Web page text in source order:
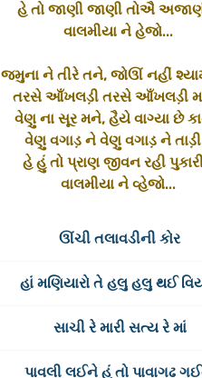
હે તો જાણી જાણી તોઐ
વાલમીયા ને હેજો...
જમુના ને તીરે તને, જોઊં નહીં
તરસે આઁખલડ઼ી તરસે આઁખલડ઼ી
વેણુ ના સૂર મને, હૈયે વાગ્યા છે
વેણુ વગાડ઼ ને વેણુ વગાડ઼ ને
હે હું તો પ્રાણ જીવન રહી
વાલમીયા ને વ્હેજો...
ઊંચી તલાવડીની કોર
હાં મણિયારો તે હલુ હલુ થઈ
સાચી રે મારી સત્ય રે માં
પાવલી લઈને હું તો પાવાગઢ